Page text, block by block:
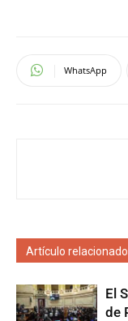
WhatsApp
Artículo
El
de